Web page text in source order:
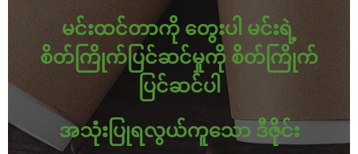
မင်းထင်တာကို တွေးပါ မင်းရဲ့
စိတ်ကြိုက်ပြင်ဆင်မှုကို စိတ်ကြိုက်
ပြင်ဆင်ပါ
အသုံးပြုရလွယ်ကူသော ဒီဇိုင်း